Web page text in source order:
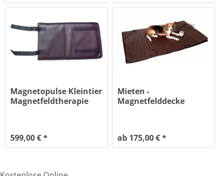
Magnetopulse Kleintier
Magnetfeldtherapie
599,00 € *
Mieten -
Magnetfelddecke
ab 175,00 € *